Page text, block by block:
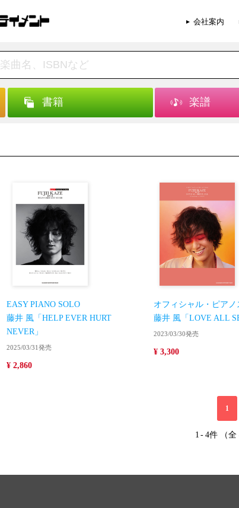
会社案内
書籍 楽譜
EASY PIANO SOLO
藤井 風「HELP EVER HURT
NEVER」
2025/03/31発売
¥ 2,860
オフィシャル・ピアノ
藤井 風「LOVE ALL
2023/03/30発売
¥ 3,300
1
1 - 4件 （全